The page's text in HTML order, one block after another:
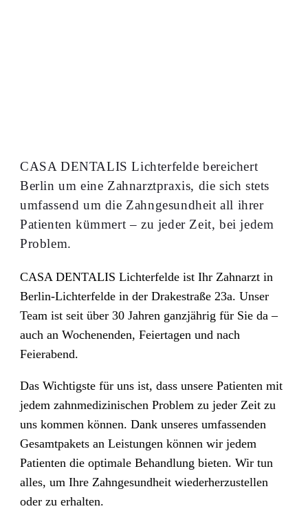
CASA DENTALIS Lichterfelde bereichert
Berlin um eine Zahnarztpraxis, die sich stets
umfassend um die Zahngesundheit all ihrer
Patienten kümmert – zu jeder Zeit, bei jedem
Problem.
CASA DENTALIS Lichterfelde ist Ihr Zahnarzt in
Berlin-Lichterfelde in der Drakestraße 23a. Unser
Team ist seit über 30 Jahren ganzjährig für Sie da –
auch an Wochenenden, Feiertagen und nach
Feierabend.
Das Wichtigste für uns ist, dass unsere Patienten mit
jedem zahnmedizinischen Problem zu jeder Zeit zu
uns kommen können. Dank unseres umfassenden
Gesamtpakets an Leistungen können wir jedem
Patienten die optimale Behandlung bieten. Wir tun
alles, um Ihre Zahngesundheit wiederherzustellen
oder zu erhalten.